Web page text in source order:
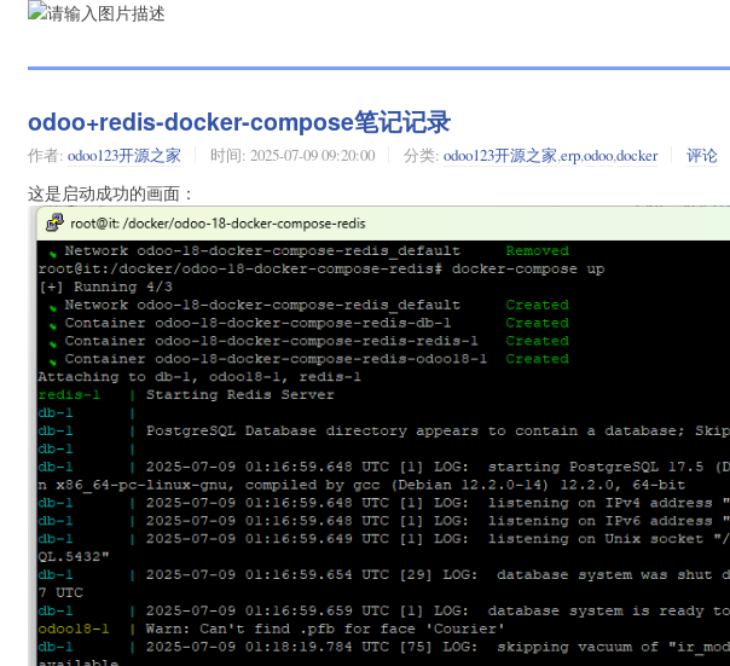
odoo+redis-docker-compose笔记记录
作者:odoo123开源之家 时间:2025-07-09 09:20:00 分类:odoo123开源之家,erp,odoo,docker 评论
这是启动成功的画面：